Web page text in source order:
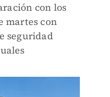
con los
martes con
seguridad